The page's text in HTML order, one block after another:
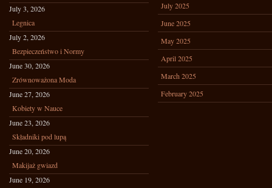
July 3, 2026
Legnica
July 2, 2026
Bezpieczeństwo i Normy
June 30, 2026
Zrównoważona Moda
June 27, 2026
Kobiety w Nauce
June 23, 2026
Składniki pod lupą
June 20, 2026
Makijaż gwiazd
June 19, 2026
July 2025
June 2025
May 2025
April 2025
March 2025
February 2025